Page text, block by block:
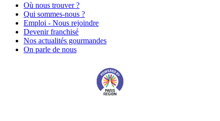
Où nous trouver ?
Qui sommes-nous ?
Emploi - Nous rejoindre
Devenir franchisé
Nos actualités gourmandes
On parle de nous